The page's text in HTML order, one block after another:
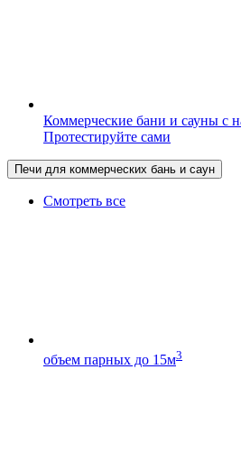
Коммерческие бани и сауны с
Протестируйте сами
Печи для коммерческих бань и саун
Смотреть все
объем парных до 15м3